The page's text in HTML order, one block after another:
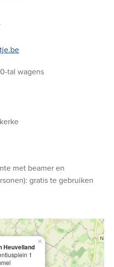
tal wagens
met beamer en
gratis te gebruiken
Heuvelland
1
×